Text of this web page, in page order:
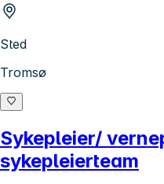
Sted
Tromsø
Sykepleier/
sykepleierteam